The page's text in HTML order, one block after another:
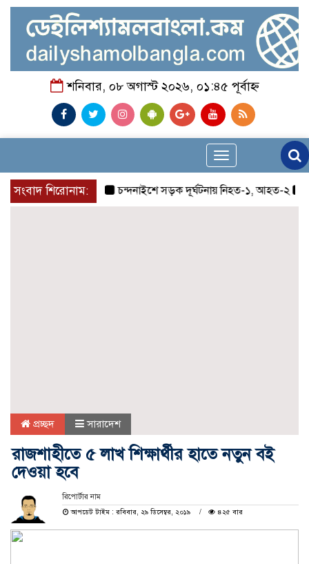
শনিবার, ০৮ অগাস্ট ২০২৬, ০১:৪৫ পূর্বাহ্ন
Toggle
navigation
সংবাদ শিরোনাম:
চন্দনাইশে সড়ক দূর্ঘটনায় নিহত-১, আহত-২
প্রচ্ছদ সারাদেশ
রাজশাহীতে ৫ লাখ শিক্ষার্থীর হাতে নতুন বই
দেওয়া হবে
রিপোর্টার নাম
আপডেট টাইম : রবিবার, ২৯ ডিসেম্বর, ২০১৯
৪২৫ বার